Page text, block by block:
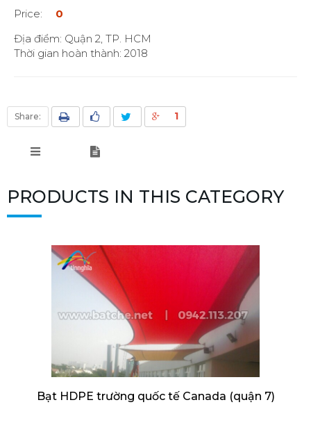
Price:
0
Địa điểm: Quận 2, TP. HCM
Thời gian hoàn thành: 2018
Share: 1
PRODUCTS IN THIS CATEGORY
Bạt HDPE trường quốc tế Canada (quận 7)